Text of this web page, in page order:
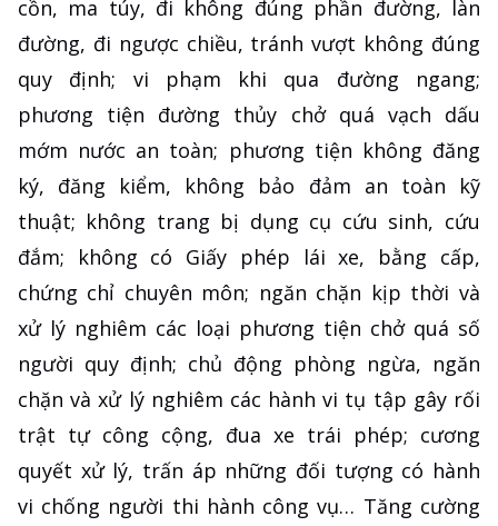
cồn, ma túy, đi không đúng phần đường, làn
đường, đi ngược chiều, tránh vượt không đúng
quy định; vi phạm khi qua đường ngang;
phương tiện đường thủy chở quá vạch dấu
mớm nước an toàn; phương tiện không đăng
ký, đăng kiểm, không bảo đảm an toàn kỹ
thuật; không trang bị dụng cụ cứu sinh, cứu
đắm; không có Giấy phép lái xe, bằng cấp,
chứng chỉ chuyên môn; ngăn chặn kịp thời và
xử lý nghiêm các loại phương tiện chở quá số
người quy định; chủ động phòng ngừa, ngăn
chặn và xử lý nghiêm các hành vi tụ tập gây rối
trật tự công cộng, đua xe trái phép; cương
quyết xử lý, trấn áp những đối tượng có hành
vi chống người thi hành công vụ… Tăng cường